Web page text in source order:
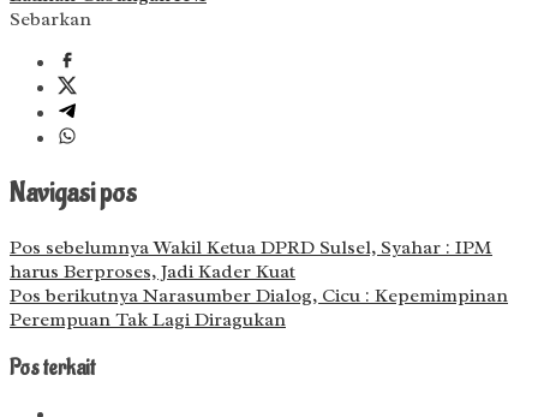
Sebarkan
Navigasi pos
Pos sebelumnyaWakil Ketua DPRD Sulsel, Syahar : IPM
harus Berproses, Jadi Kader Kuat
Pos berikutnya Narasumber Dialog, Cicu : Kepemimpinan
Perempuan Tak Lagi Diragukan
Pos terkait